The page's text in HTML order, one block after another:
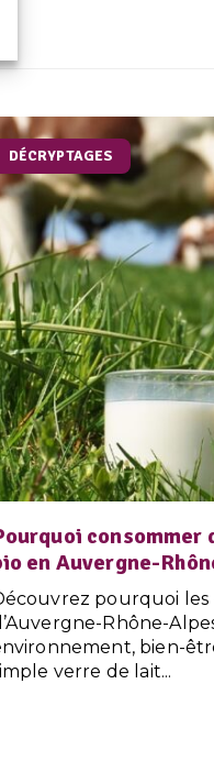
DÉCRYPTAGES
en Auvergne-
pourquoi les
Rhône-
bien-
verre de lait...